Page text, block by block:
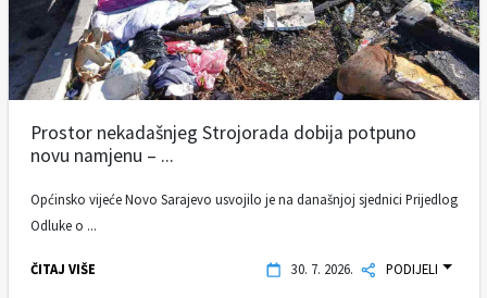
Prostor nekadašnjeg Strojorada dobija potpuno
novu namjenu – ...
Općinsko vijeće Novo Sarajevo usvojilo je na današnjoj sjednici Prijedlog
Odluke o ...
ČITAJ VIŠE 30. 7. 2026. PODIJELI